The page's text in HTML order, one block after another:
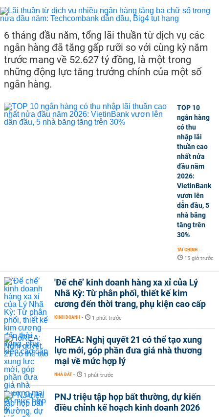
6 tháng đầu năm, tổng lãi thuần từ dịch vụ các
ngân hàng đã tăng gấp rưỡi so với cùng kỳ năm
trước mang về 52.627 tỷ đồng, là một trong
những động lực tăng trưởng chính của một số
ngân hàng.
TOP 10
ngân hàng
có thu
nhập lãi
thuần cao
nhất nửa
đầu năm
2026:
VietinBank
vươn lên
dẫn đầu, 5
nhà băng
tăng trên
30%
TÀI CHÍNH -
15 giờ trước
'Đế chế’ kinh doanh hàng xa xỉ của Lý
Nhã Kỳ: Từ phân phối, thiết kế kim
cương đến thời trang, phụ kiện cao cấp
KINH DOANH - 1 phút trước
HoREA: Nghị quyết 21 có thể tạo xung
lực mới, góp phần đưa giá nhà thương
mại về mức hợp lý
NHÀ ĐẤT - 1 phút trước
PNJ triệu tập họp bất thường, dự kiến
điều chỉnh kế hoạch kinh doanh 2026